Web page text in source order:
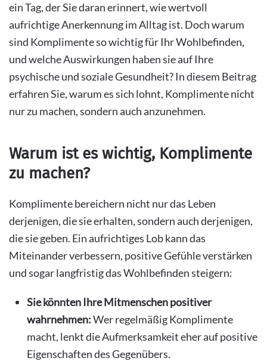
ein Tag, der Sie daran erinnert, wie wertvoll
aufrichtige Anerkennung im Alltag ist. Doch warum
sind Komplimente so wichtig für Ihr Wohlbefinden,
und welche Auswirkungen haben sie auf Ihre
psychische und soziale Gesundheit? In diesem Beitrag
erfahren Sie, warum es sich lohnt, Komplimente nicht
nur zu machen, sondern auch anzunehmen.
Warum ist es wichtig, Komplimente
zu machen?
Komplimente bereichern nicht nur das Leben
derjenigen, die sie erhalten, sondern auch derjenigen,
die sie geben. Ein aufrichtiges Lob kann das
Miteinander verbessern, positive Gefühle verstärken
und sogar langfristig das Wohlbefinden steigern:
Sie könnten Ihre Mitmenschen positiver
wahrnehmen:Wer regelmäßig Komplimente
macht, lenkt die Aufmerksamkeit eher auf positive
Eigenschaften des Gegenübers.